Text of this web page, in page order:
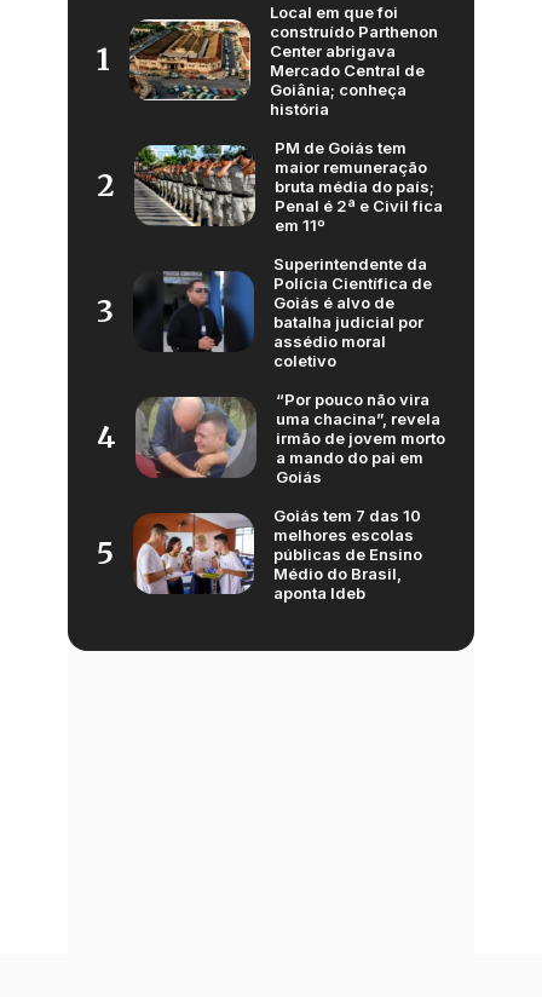
1
Local em que foi
construído Parthenon
Center abrigava
Mercado Central de
Goiânia; conheça
história
2
PM de Goiás tem
maior remuneração
bruta média do país;
Penal é 2ª e Civil fica
em 11º
3
Superintendente da
Polícia Científica de
Goiás é alvo de
batalha judicial por
assédio moral
coletivo
4
“Por pouco não vira
uma chacina”, revela
irmão de jovem morto
a mando do pai em
Goiás
5
Goiás tem 7 das 10
melhores escolas
públicas de Ensino
Médio do Brasil,
aponta Ideb